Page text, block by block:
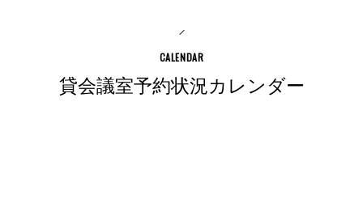
貸会議室予約状況カレンダー